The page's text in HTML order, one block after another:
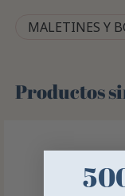
MALETINES Y
Productos